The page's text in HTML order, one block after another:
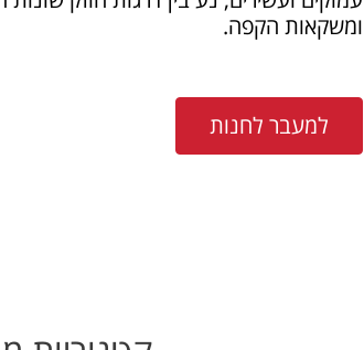
ומשקאות הקפה.
למעבר לחנות